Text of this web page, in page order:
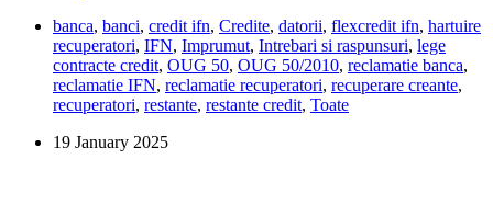
face
o
reclamatie
la
Flexcredit
banca, banci, credit ifn, Credite, datorii, flexcredit ifn, hartuire
recuperatori, IFN, Imprumut, Intrebari si raspunsuri, lege
contracte credit, OUG 50, OUG 50/2010, reclamatie banca,
reclamatie IFN, reclamatie recuperatori, recuperare creante,
recuperatori, restante, restante credit, Toate
19 January 2025